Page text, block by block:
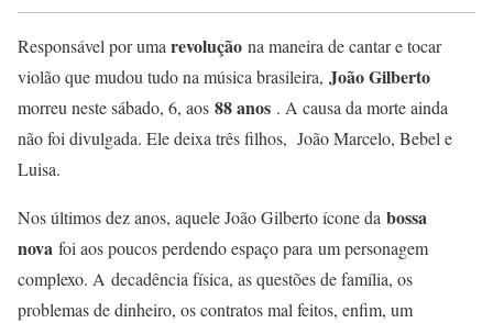
Responsável por umarevolução na maneira de cantar e tocar
violão que mudou tudo na música brasileira, João Gilberto
morreu neste sábado, 6, aos 88 anos . A causa da morte ainda
não foi divulgada. Ele deixa três filhos, João Marcelo, Bebel e
Luisa.
Nos últimos dez anos, aquele João Gilberto ícone da bossa
nova foi aos poucos perdendo espaço para um personagem
complexo. A decadência física, as questões de família, os
problemas de dinheiro, os contratos mal feitos, enfim, um